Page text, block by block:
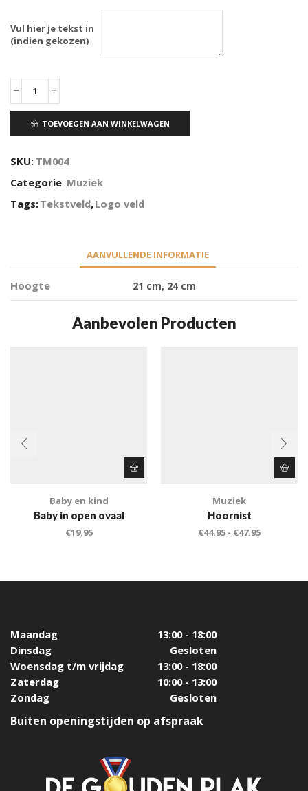
Vul hier je tekst in
(indien gekozen)
TOEVOEGEN AAN WINKELWAGEN
SKU: TM004
Categorie Muziek
Tags:Tekstveld,Logo veld
AANVULLENDE INFORMATIE
Hoogte 21 cm, 24 cm
Aanbevolen Producten
Baby en kind
Baby in open ovaal
€19.95
Muziek
Hoornist
€44.95 - €47.95
Maandag
13:00 - 18:00
Dinsdag
Gesloten
Woensdag t/m vrijdag
13:00 - 18:00
Zaterdag
10:00 - 13:00
Zondag
Gesloten
Buiten openingstijden op afspraak